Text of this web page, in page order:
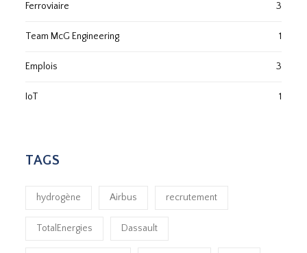
Ferroviaire 3
Team McG Engineering 1
Emplois 3
IoT 1
TAGS
hydrogène Airbus recrutement
TotalEnergies Dassault